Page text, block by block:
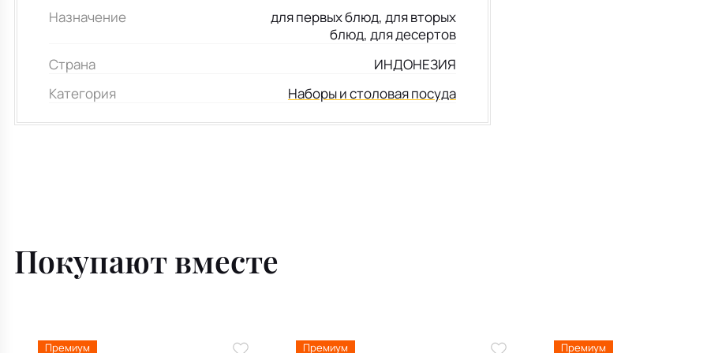
Назначение
для первых блюд, для вторых
блюд, для десертов
Страна
ИНДОНЕЗИЯ
Категория
Наборы и столовая посуда
Покупают вместе
Премиум Премиум Премиум